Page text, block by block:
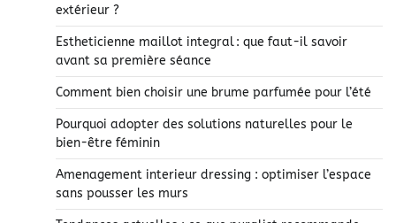
extérieur ?
Estheticienne maillot integral : que faut-il savoir
avant sa première séance
Comment bien choisir une brume parfumée pour l’été
Pourquoi adopter des solutions naturelles pour le
bien-être féminin
Amenagement interieur dressing : optimiser l’espace
sans pousser les murs